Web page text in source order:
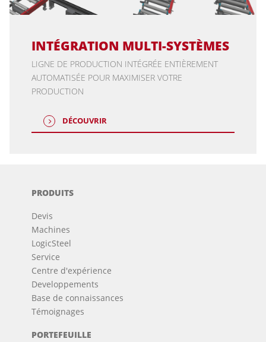
INTÉGRATION MULTI-SYSTÈMES
LIGNE DE PRODUCTION INTÉGRÉE ENTIÈREMENT
AUTOMATISÉE POUR MAXIMISER VOTRE
PRODUCTION
DÉCOUVRIR
PRODUITS
Devis
Machines
LogicSteel
Service
Centre d'expérience
Developpements
Base de connaissances
Témoignages
PORTEFEUILLE